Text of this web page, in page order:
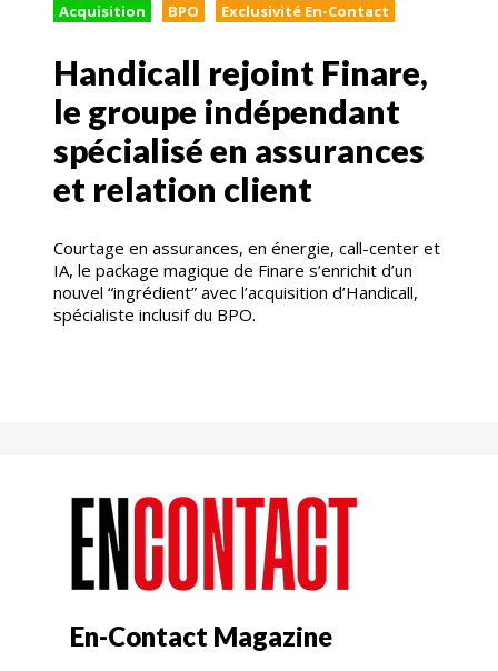
Acquisition BPO Exclusivité En-Contact
Handicall rejoint Finare,
le groupe indépendant
spécialisé en assurances
et relation client
Courtage en assurances, en énergie, call-center et
IA, le package magique de Finare s’enrichit d’un
nouvel “ingrédient” avec l’acquisition d’Handicall,
spécialiste inclusif du BPO.
En-Contact Magazine